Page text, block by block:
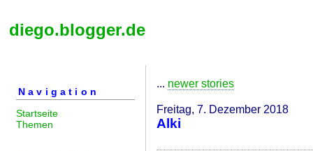
diego.blogger.de
Navigation
Startseite
Themen
... newer stories
Freitag, 7. Dezember 2018
Alki